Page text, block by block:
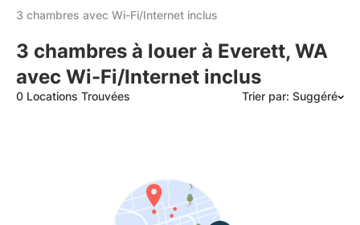
3 chambres avec Wi-Fi/Internet inclus
3 chambres à louer à Everett, WA
avec Wi-Fi/Internet inclus
0 Locations Trouvées Trier par: Suggéré
Date: les plus anciens d’abord